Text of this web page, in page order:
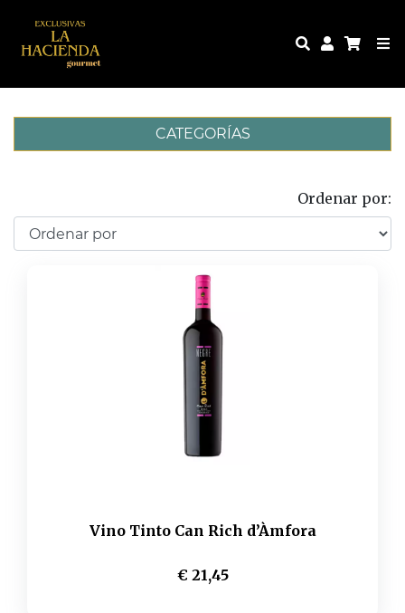
CATEGORÍAS
Ordenar por:
Vino Tinto Can Rich d’Àmfora
€ 21,45